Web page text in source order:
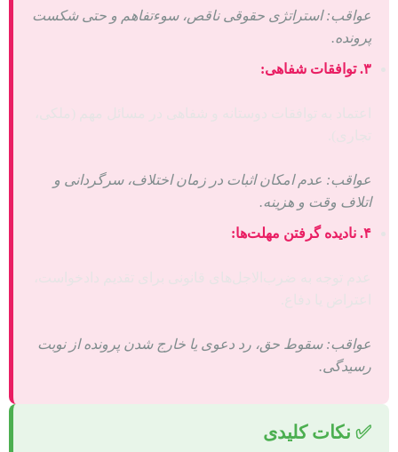
عواقب: استراتژی حقوقی ناقص، سوءتفاهم و حتی شکست
پرونده.
۳. توافقات شفاهی:
عواقب: عدم امکان اثبات در زمان اختلاف، سرگردانی و
اتلاف وقت و هزینه.
۴. نادیده گرفتن مهلت‌ها:
عواقب: سقوط حق، رد دعوی یا خارج شدن پرونده از نوبت
رسیدگی.
✅ نکات کلیدی